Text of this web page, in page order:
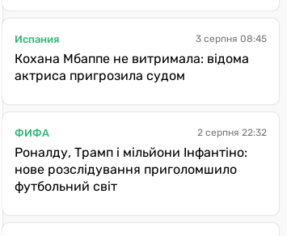
Испания 3 серпня 08:45
Кохана Мбаппе не витримала: відома
актриса пригрозила судом
ФИФА 2 серпня 22:32
Роналду, Трамп і мільйони Інфантіно:
нове розслідування приголомшило
футбольний світ